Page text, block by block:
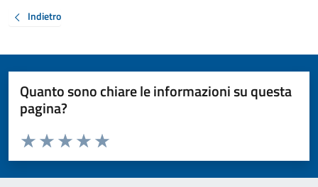
Indietro
Quanto sono chiare le informazioni su questa
pagina?
Valuta da 1 a 5 stelle la pagina
Valuta 5 stelle su 5
Valuta 4 stelle su 5
Valuta 3 stelle su 5
Valuta 2 stelle su 5
Valuta 1 stelle su 5